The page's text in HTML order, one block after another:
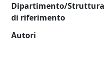
Dipartimento/Struttura
di riferimento
Autori